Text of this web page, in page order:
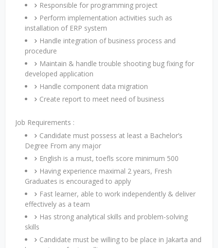
Responsible for programming project
Perform implementation activities such as
installation of ERP system
Handle integration of business process and
procedure
Maintain & handle trouble shooting bug fixing for
developed application
Handle component data migration
Create report to meet need of business
Job Requirements :
Candidate must possess at least a Bachelor’s
Degree From any major
English is a must, toefls score minimum 500
Having experience maximal 2 years, Fresh
Graduates is encouraged to apply
Fast learner, able to work independently & deliver
effectively as a team
Has strong analytical skills and problem-solving
skills
Candidate must be willing to be place in Jakarta and